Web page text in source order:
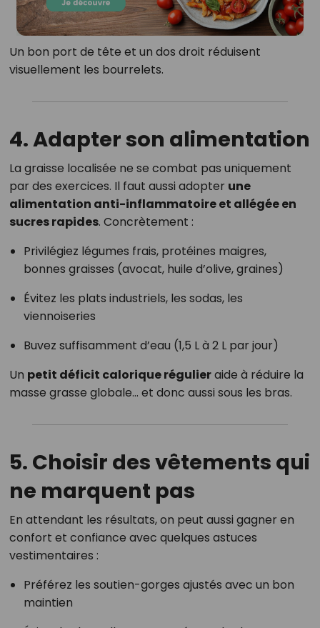
Un bon port de tête et un dos droit réduisent
visuellement les bourrelets.
4. Adapter son alimentation
La graisse localisée ne se combat pas uniquement
par des exercices. Il faut aussi adopter une
alimentation anti-inflammatoire et allégée en
sucres rapides. Concrètement :
Privilégiez légumes frais, protéines maigres,
bonnes graisses (avocat, huile d’olive, graines)
Évitez les plats industriels, les sodas, les
viennoiseries
Buvez suffisamment d’eau (1,5 L à 2 L par jour)
Un petit déficit calorique régulieraide à réduire la
masse grasse globale… et donc aussi sous les bras.
5. Choisir des vêtements qui
ne marquent pas
En attendant les résultats, on peut aussi gagner en
confort et confiance avec quelques astuces
vestimentaires :
Préférez les soutien-gorges ajustés avec un bon
maintien